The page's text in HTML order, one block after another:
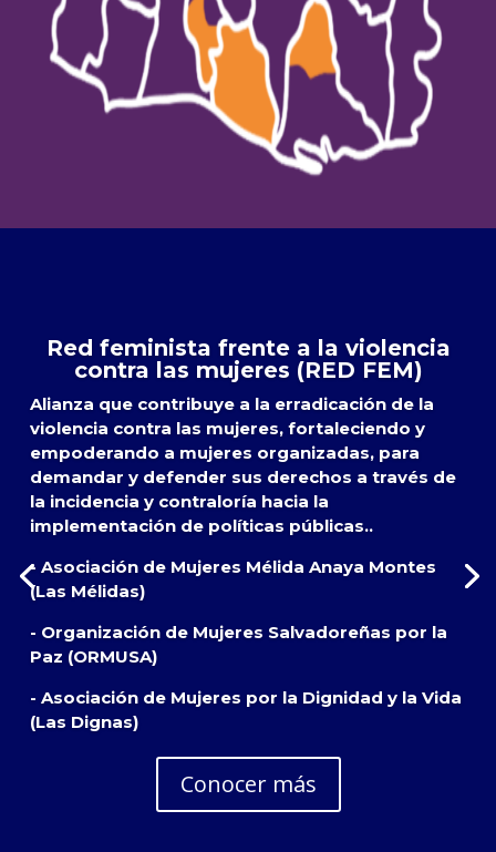
Red feminista frente a la violencia
contra las mujeres (RED FEM)
Alianza que contribuye a la erradicación de la
violencia contra las mujeres, fortaleciendo y
empoderando a mujeres organizadas, para
demandar y defender sus derechos a través de
la incidencia y contraloría hacia la
implementación de políticas públicas..
- Asociación de Mujeres Mélida Anaya Montes
(Las Mélidas)
- Organización de Mujeres Salvadoreñas por la
Paz (ORMUSA)
- Asociación de Mujeres por la Dignidad y la Vida
(Las Dignas)
Conocer más